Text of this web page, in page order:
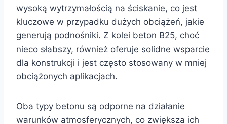
wysoką wytrzymałością na ściskanie, co jest
kluczowe w przypadku dużych obciążeń, jakie
generują podnośniki. Z kolei beton B25, choć
nieco słabszy, również oferuje solidne wsparcie
dla konstrukcji i jest często stosowany w mniej
obciążonych aplikacjach.
Oba typy betonu są odporne na działanie
warunków atmosferycznych, co zwiększa ich